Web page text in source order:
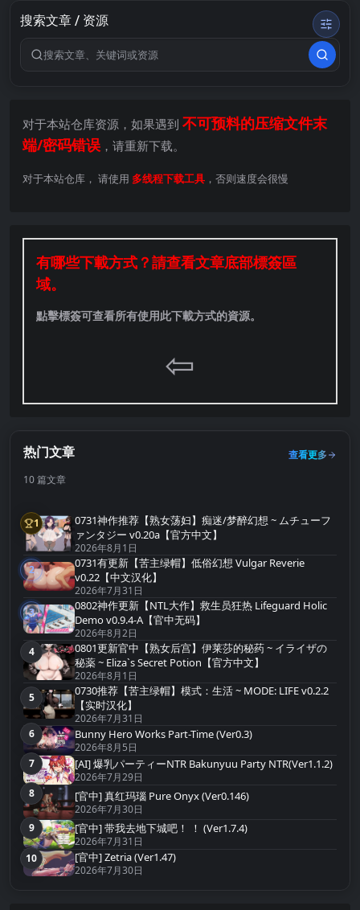
搜索文章 / 资源
搜索关键词
对于本站仓库资源，如果遇到 不可预料的压缩文件末
端/密码错误 ，请重新下载。
对于本站仓库， 请使用 多线程下载工具 ，否则速度会很慢
有哪些下載方式？請查看文章底部標簽區
域。
點擊標簽可查看所有使用此下載方式的資源。
⇦
热门文章
查看更多
10 篇文章
第1名
1
0731神作推荐【熟女荡妇】痴迷/梦醉幻想 ~ ムチューフ
ァンタジー v0.20a【官方中文】
2026年8月1日
第2名
2
0731有更新【苦主绿帽】低俗幻想 Vulgar Reverie
v0.22【中文汉化】
2026年7月31日
第3名
3
0802神作更新【NTL大作】救生员狂热 Lifeguard Holic
Demo v0.9.4-A【官中无码】
2026年8月2日
第4名
4
0801更新官中【熟女后宫】伊莱莎的秘药 ~ イライザの
秘薬 ~ Eliza`s Secret Potion【官方中文】
2026年8月1日
第5名
5
0730推荐【苦主绿帽】模式：生活 ~ MODE: LIFE v0.2.2
【实时汉化】
2026年7月31日
第6名
6 Bunny Hero Works Part-Time (Ver0.3)
2026年8月5日
第7名
7 [AI] 爆乳パーティーNTR Bakunyuu Party NTR(Ver1.1.2)
2026年7月29日
第8名
8 [官中] 真红玛瑙 Pure Onyx (Ver0.146)
2026年7月30日
第9名
9 [官中] 带我去地下城吧！ ！ (Ver1.7.4)
2026年7月31日
第10名
10 [官中] Zetria (Ver1.47)
2026年7月30日